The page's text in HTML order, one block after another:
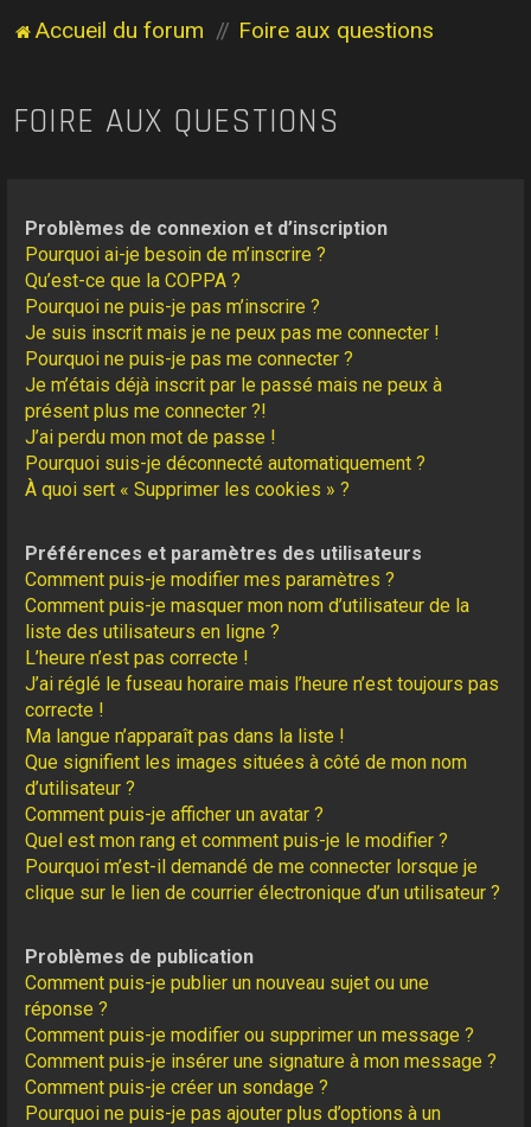
Accueil du forum Foire aux questions
FOIRE AUX QUESTIONS
Problèmes de connexion et d’inscription
Pourquoi ai-je besoin de m’inscrire ?
Qu’est-ce que la COPPA ?
Pourquoi ne puis-je pas m’inscrire ?
Je suis inscrit mais je ne peux pas me connecter !
Pourquoi ne puis-je pas me connecter ?
Je m’étais déjà inscrit par le passé mais ne peux à
présent plus me connecter ?!
J’ai perdu mon mot de passe !
Pourquoi suis-je déconnecté automatiquement ?
À quoi sert « Supprimer les cookies » ?
Préférences et paramètres des utilisateurs
Comment puis-je modifier mes paramètres ?
Comment puis-je masquer mon nom d’utilisateur de la
liste des utilisateurs en ligne ?
L’heure n’est pas correcte !
J’ai réglé le fuseau horaire mais l’heure n’est toujours pas
correcte !
Ma langue n’apparaît pas dans la liste !
Que signifient les images situées à côté de mon nom
d’utilisateur ?
Comment puis-je afficher un avatar ?
Quel est mon rang et comment puis-je le modifier ?
Pourquoi m’est-il demandé de me connecter lorsque je
clique sur le lien de courrier électronique d’un utilisateur ?
Problèmes de publication
Comment puis-je publier un nouveau sujet ou une
réponse ?
Comment puis-je modifier ou supprimer un message ?
Comment puis-je insérer une signature à mon message ?
Comment puis-je créer un sondage ?
Pourquoi ne puis-je pas ajouter plus d’options à un